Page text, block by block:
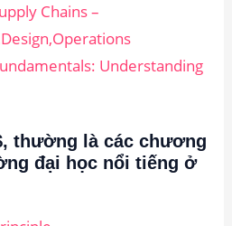
Chains –
Understanding
thường là các chương
đại học nổi tiếng ở